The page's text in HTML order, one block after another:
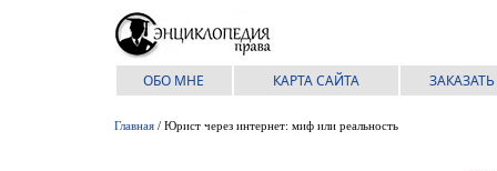
ОБО МНЕ КАРТА САЙТА ЗАКАЗАТЬ
Главная/ Юрист через интернет: миф или реальность